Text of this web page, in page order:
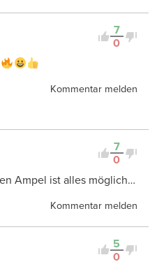
7
0
Kommentar melden
7
0
Ampel ist alles möglich…
Kommentar melden
5
0